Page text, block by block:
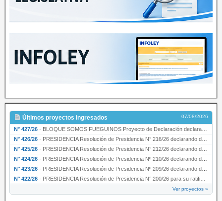
Últimos proyectos ingresados 07/08/2026
N° 427/26 · BLOQUE SOMOS FUEGUINOS Proyecto de Declaración declarando de interés provincial PRESIDENCI…
N° 426/26 · PRESIDENCIA Resolución de Presidencia N° 216/26 declarando de interés provincial la labor …
N° 425/26 · PRESIDENCIA Resolución de Presidencia N° 212/26 declarando de interés provincial el “50° A…
N° 424/26 · PRESIDENCIA Resolución de Presidencia Nº 210/26 declarando de interés provincial el proyec…
N° 423/26 · PRESIDENCIA Resolución de Presidencia Nº 209/26 declarando de interés provincial la presen…
N° 422/26 · PRESIDENCIA Resolución de Presidencia N° 200/26 para su ratificación.
Ver proyectos »